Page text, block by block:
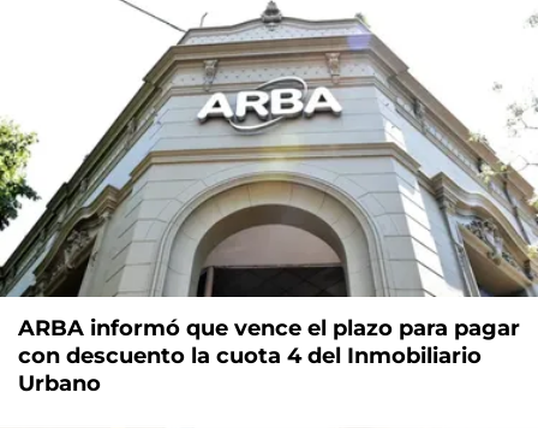
ARBA informó que vence el plazo para pagar
con descuento la cuota 4 del Inmobiliario
Urbano